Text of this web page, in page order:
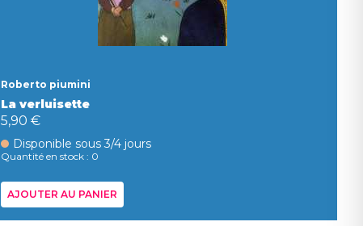
Roberto piumini
La verluisette
5,90 €
Disponible sous 3/4 jours
Quantité en stock : 0
AJOUTER AU PANIER